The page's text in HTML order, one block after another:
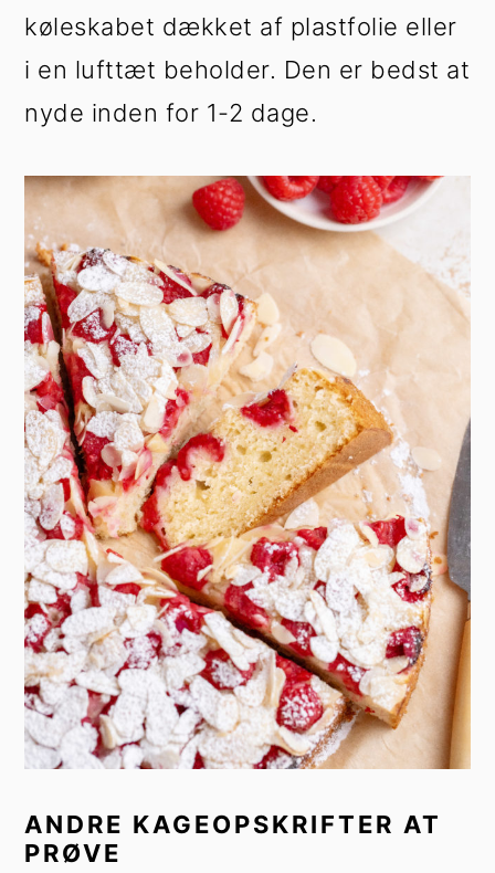
køleskabet dækket af plastfolie eller
i en lufttæt beholder. Den er bedst at
nyde inden for 1-2 dage.
ANDRE KAGEOPSKRIFTER AT
PRØVE